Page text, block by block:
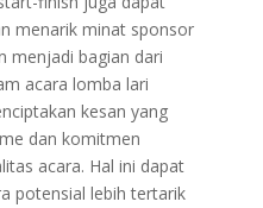
menarik minat sponsor
menjadi bagian dari
acara lomba lari
kesan yang
dan komitmen
acara. Hal ini dapat
potensial lebih tertarik